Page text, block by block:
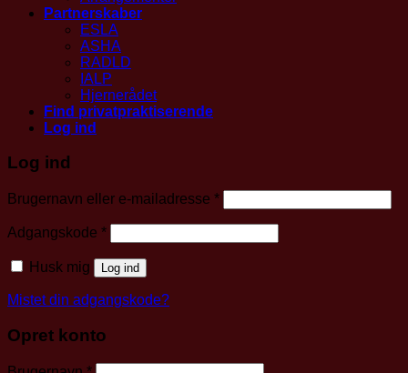
Partnerskaber
ESLA
ASHA
RADLD
IALP
Hjernerådet
Find privatpraktiserende
Log ind
Log ind
Brugernavn eller e-mailadresse *Påkrævet
Adgangskode *Påkrævet
Husk mig Log ind
Mistet din adgangskode?
Opret konto
Påkrævet